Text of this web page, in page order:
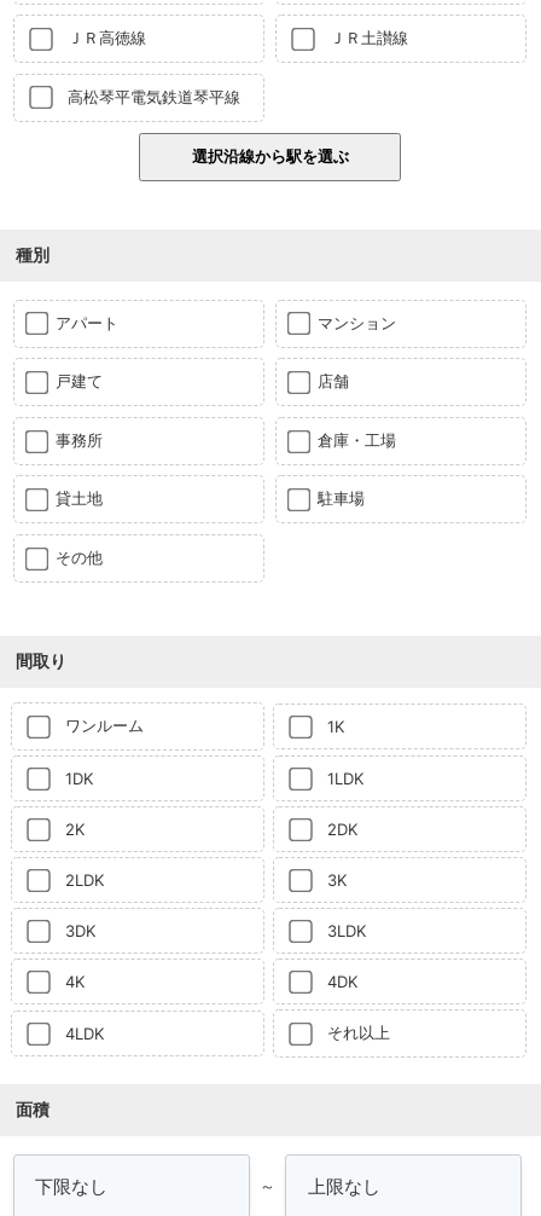
ＪＲ高徳線 ＪＲ土讃線
高松琴平電気鉄道琴平線
種別
アパート マンション
戸建て 店舗
事務所 倉庫・工場
貸土地 駐車場
その他
間取り
ワンルーム 1K
1DK 1LDK
2K 2DK
2LDK 3K
3DK 3LDK
4K 4DK
4LDK それ以上
面積
～